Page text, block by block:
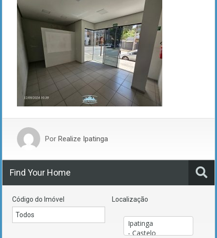
Por Realize Ipatinga
Find Your Home
Código do Imóvel Localização